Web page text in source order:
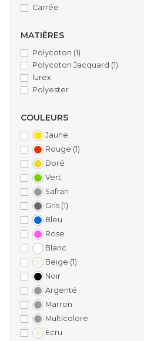
Carrée
MATIÈRES
Polycoton (1)
Polycoton Jacquard (1)
lurex
Polyester
COULEURS
Jaune
Rouge (1)
Doré
Vert
Safran
Gris (1)
Bleu
Rose
Blanc
Beige (1)
Noir
Argenté
Marron
Multicolore
Ecru